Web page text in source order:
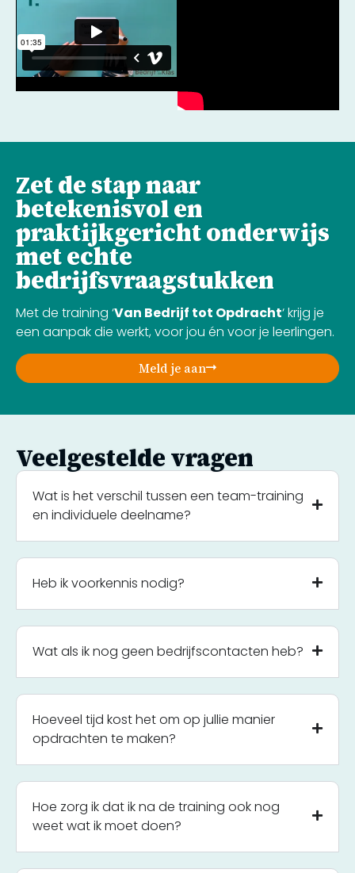
Zet de stap naar
betekenisvol en
praktijkgericht onderwijs
met echte
bedrijfsvraagstukken
Met de training ‘Van Bedrijf tot Opdracht‘ krijg je
een aanpak die werkt, voor jou én voor je leerlingen.
Meld je aan
Veelgestelde vragen
Wat is het verschil tussen een team-training
en individuele deelname?
Heb ik voorkennis nodig?
Wat als ik nog geen bedrijfscontacten heb?
Hoeveel tijd kost het om op jullie manier
opdrachten te maken?
Hoe zorg ik dat ik na de training ook nog
weet wat ik moet doen?